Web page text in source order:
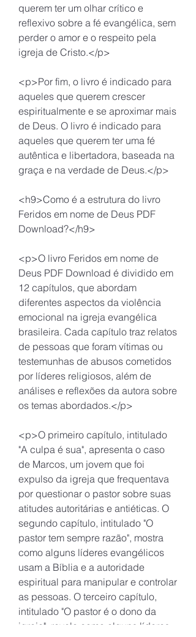
querem ter um olhar crítico e
reflexivo sobre a fé evangélica, sem
perder o amor e o respeito pela
igreja de Cristo.</p>
<p>Por fim, o livro é indicado para
aqueles que querem crescer
espiritualmente e se aproximar mais
de Deus. O livro é indicado para
aqueles que querem ter uma fé
autêntica e libertadora, baseada na
graça e na verdade de Deus.</p>
<h9>Como é a estrutura do livro
Feridos em nome de Deus PDF
Download?</h9>
<p>O livro Feridos em nome de
Deus PDF Download é dividido em
12 capítulos, que abordam
diferentes aspectos da violência
emocional na igreja evangélica
brasileira. Cada capítulo traz relatos
de pessoas que foram vítimas ou
testemunhas de abusos cometidos
por líderes religiosos, além de
análises e reflexões da autora sobre
os temas abordados.</p>
<p>O primeiro capítulo, intitulado
"A culpa é sua", apresenta o caso
de Marcos, um jovem que foi
expulso da igreja que frequentava
por questionar o pastor sobre suas
atitudes autoritárias e antiéticas. O
segundo capítulo, intitulado "O
pastor tem sempre razão", mostra
como alguns líderes evangélicos
usam a Bíblia e a autoridade
espiritual para manipular e controlar
as pessoas. O terceiro capítulo,
intitulado "O pastor é o dono da
igreja", revela como alguns líderes